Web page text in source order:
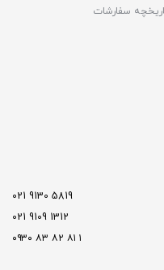
سفارشات
5819 9130 021
1312 9109 021
۱ ۸۱ ۸۲ ۸۳ ۰۹۳۰